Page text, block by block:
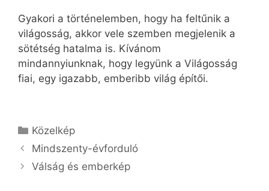
Gyakori a történelemben, hogy ha feltűnik a
világosság, akkor vele szemben megjelenik a
sötétség hatalma is. Kívánom
mindannyiunknak, hogy legyünk a Világosság
fiai, egy igazabb, emberibb világ építői.
Kategória
Közelkép
Mindszenty-évforduló
Válság és emberkép